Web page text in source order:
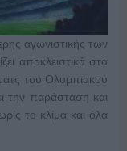
αγωνιστικής των
αποκλειστικά στα
του Ολυμπιακού
την παράσταση και
το κλίμα και όλα